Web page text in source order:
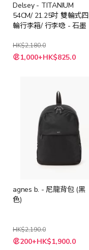
Delsey - TITANIUM
54CM/ 21.25吋 雙輪式四
輪行李箱/ 行李喼 - 石墨
HK$2,180.0
特
殊 1,000+HK$825.0
agnes b. - 尼龍背包 (黑
色)
HK$2,190.0
特
殊 200+HK$1,900.0